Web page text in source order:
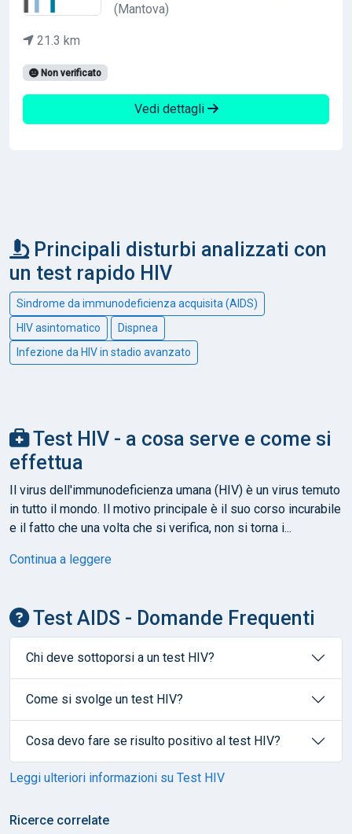
(Mantova)
21.3 km
Non verificato
Vedi dettagli
Principali disturbi analizzati con
un test rapido HIV
Sindrome da immunodeficienza acquisita (AIDS)
HIV asintomatico
Dispnea
Infezione da HIV in stadio avanzato
Test HIV - a cosa serve e come si
effettua
Il virus dell'immunodeficienza umana (HIV) è un virus temuto
in tutto il mondo. Il motivo principale è il suo corso incurabile
e il fatto che una volta che si verifica, non si torna i...
Continua a leggere
Test AIDS - Domande Frequenti
Chi deve sottoporsi a un test HIV?
Come si svolge un test HIV?
Cosa devo fare se risulto positivo al test HIV?
Leggi ulteriori informazioni su Test HIV
Ricerce correlate